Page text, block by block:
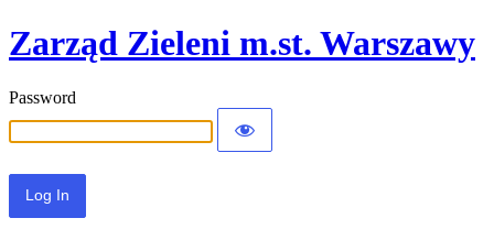
Zarząd Zieleni m.st. Warszawy
Password